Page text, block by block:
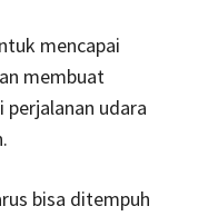
mencapai
membuat
perjalanan udara
bisa ditempuh